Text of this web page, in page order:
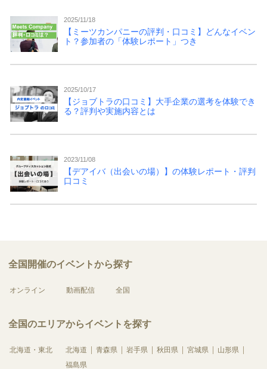
2025/11/18
【ミーツカンパニーの評判・口コミ】どんなイベン
ト？参加者の「体験レポート」つき
2025/10/17
【ジョブトラの口コミ】大手企業の選考を体験でき
る？評判や実施内容とは
2023/11/08
【デアイバ（出会いの場）】の体験レポート・評判
口コミ
全国開催のイベントから探す
オンライン 動画配信 全国
全国のエリアからイベントを探す
北海道・東北 北海道 青森県 岩手県 秋田県 宮城県
山形県
福島県